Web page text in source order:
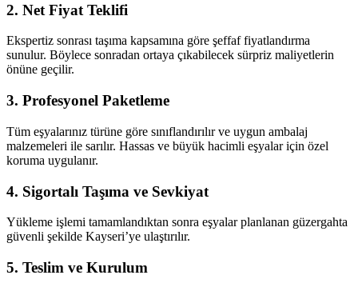
2. Net Fiyat Teklifi
Ekspertiz sonrası taşıma kapsamına göre şeffaf fiyatlandırma
sunulur. Böylece sonradan ortaya çıkabilecek sürpriz maliyetlerin
önüne geçilir.
3. Profesyonel Paketleme
Tüm eşyalarınız türüne göre sınıflandırılır ve uygun ambalaj
malzemeleri ile sarılır. Hassas ve büyük hacimli eşyalar için özel
koruma uygulanır.
4. Sigortalı Taşıma ve Sevkiyat
Yükleme işlemi tamamlandıktan sonra eşyalar planlanan güzergahta
güvenli şekilde Kayseri’ye ulaştırılır.
5. Teslim ve Kurulum